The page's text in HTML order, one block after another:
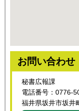
お問い合わせ
秘書広報課
電話番号：0776-
福井県坂井市坂井